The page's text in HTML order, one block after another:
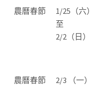
農曆春節
1/25（六）
至
2/2（日）
農曆春節
2/3 （一）